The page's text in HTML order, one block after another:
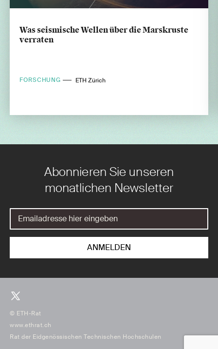
Was seismische Wellen über die Marskruste
verraten
FORSCHUNG ETH Zürich
Abonnieren Sie unseren
monatlichen Newsletter
© ETH-Rat
www.ethrat.ch
Rat der Eidgenössischen Technischen Hochschulen